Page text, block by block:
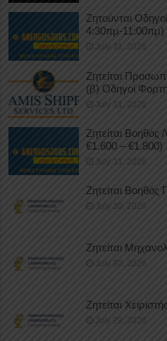
Ζητούνται
4:30πμ-11:00πμ)
July 31, 2026
Ζητείται
(β) Οδηγοί
July 31, 2026
Ζητείται Βοηθός
€1.600 – €1.800)
July 31, 2026
Ζητείται Βοηθός
July 30, 2026
Ζητείται
July 30, 2026
Ζητείται
July 29, 2026